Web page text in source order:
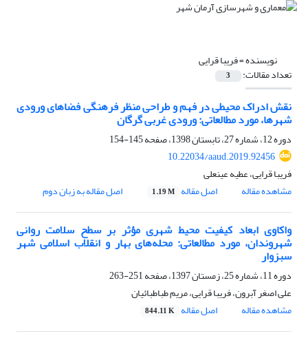
نویسنده =فریبا قرایی
تعداد مقالات: 3
نقش ادراک محیطی در فهم و طراحی منظر فرهنگی فضاهای ورودی
شهرها، مورد مطالعاتی: ورودی غربی گرگان
دوره 12، شماره 27، تابستان 1398، صفحه
145-154
10.22034/aaud.2019.92456
فریبا قرایی، عطیه عینعلی
مشاهده مقاله
اصل مقاله 1.19 M اصل مقاله به زبان دوم
واکاوی ابعاد کیفیت محیط شهری مؤثر بر سطح سلامت روانی
شهروندان، مورد مطالعاتی: محله‌های بهار و انقلاب اسلامی شهر
سبزوار
دوره 11، شماره 25، زمستان 1397، صفحه
251-263
علی اصغر آبرون، فریبا قرایی، مریم طباطبائیان
مشاهده مقاله
اصل مقاله 844.11 K